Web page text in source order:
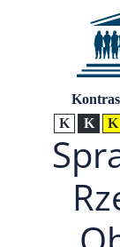
Przejdź do menu
Przejdź do treści
Przejdź do mapy
Ustawienia
Kontrast